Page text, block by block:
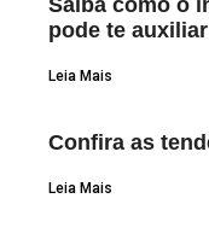
Saiba como o
pode te
Leia Mais
Confira as
Leia Mais